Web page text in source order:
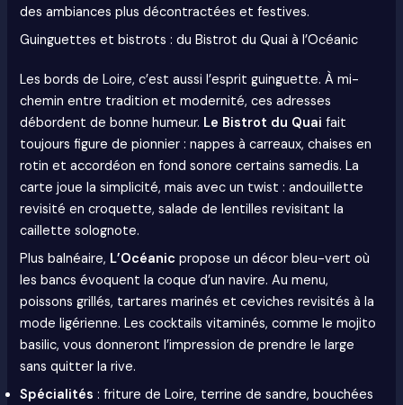
des ambiances plus décontractées et festives.
Guinguettes et bistrots : du Bistrot du Quai à l’Océanic
Les bords de Loire, c’est aussi l’esprit guinguette. À mi-
chemin entre tradition et modernité, ces adresses
débordent de bonne humeur. Le Bistrot du Quai fait
toujours figure de pionnier : nappes à carreaux, chaises en
rotin et accordéon en fond sonore certains samedis. La
carte joue la simplicité, mais avec un twist : andouillette
revisité en croquette, salade de lentilles revisitant la
caillette solognote.
Plus balnéaire, L’Océanic propose un décor bleu-vert où
les bancs évoquent la coque d’un navire. Au menu,
poissons grillés, tartares marinés et ceviches revisités à la
mode ligérienne. Les cocktails vitaminés, comme le mojito
basilic, vous donneront l’impression de prendre le large
sans quitter la rive.
Spécialités : friture de Loire, terrine de sandre, bouchées